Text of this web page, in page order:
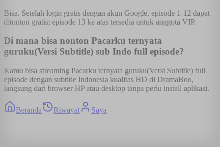
Bisa. Setelah login gratis dengan akun Google, episode 1-12 dapat
ditonton gratis; episode 13 ke atas tersedia untuk anggota VIP.
Di mana bisa nonton Pacarku ternyata
guruku(Versi Subtitle) sub Indo full episode?
Kamu bisa streaming Pacarku ternyata guruku(Versi Subtitle) full
episode dengan subtitle Indonesia kualitas HD di DramaBoo,
langsung dari browser HP atau desktop tanpa perlu install aplikasi.
Beranda Riwayat Saya